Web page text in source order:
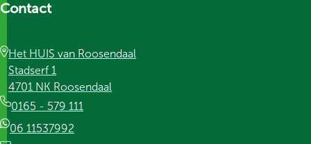
Contact
Het HUIS van Roosendaal
Stadserf 1
4701 NK Roosendaal
0165 - 579 111
06 11537992